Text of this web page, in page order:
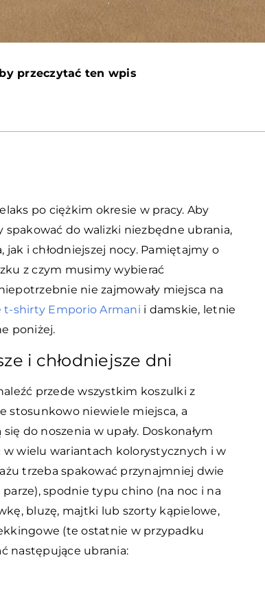
przeczytać ten wpis
po ciężkim okresie w pracy. Aby
spakować do walizki niezbędne ubrania,
i chłodniejszej nocy. Pamiętajmy o
z czym musimy wybierać
nie zajmowały miejsca na
t-shirty Emporio Armani i damskie, letnie
poniżej.
i chłodniejsze dni
przede wszystkim koszulki z
stosunkowo niewiele miejsca, a
do noszenia w upały. Doskonałym
w wielu wariantach kolorystycznych i w
trzeba spakować przynajmniej dwie
spodnie typu chino (na noc i na
bluzę, majtki lub szorty kąpielowe,
(te ostatnie w przypadku
następujące ubrania: